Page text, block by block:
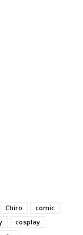
Chiro
comic
cosplay